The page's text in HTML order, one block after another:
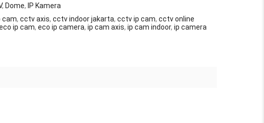
, Dome, IP Kamera
cam, cctv axis, cctv indoor jakarta, cctv ip cam, cctv online
ip cam, eco ip camera, ip cam axis, ip cam indoor, ip camera